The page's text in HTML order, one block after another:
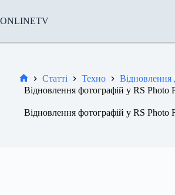
вмісту
ONLINETV
Новини
Статті Техно
Відновлення
Відновлення фотографій у RS Photo
Відновлення фотографій у RS Photo